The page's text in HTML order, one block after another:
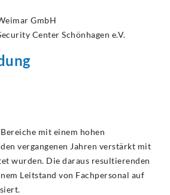
GmbH
Center Schönhagen e.V.
mit einem hohen
vergangenen Jahren verstärkt mit
wurden. Die daraus resultierenden
Leitstand von Fachpersonal auf